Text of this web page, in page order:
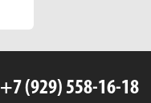
+7 (929) 558-16-18